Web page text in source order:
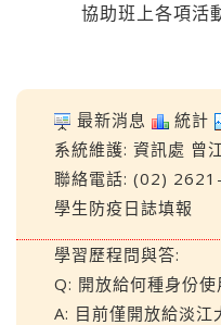
協助班上各項活
最新消息 統計
系統維護: 資訊處 曾
聯絡電話: (02)
學生防疫日誌填報
學習歷程問與答:
Q: 開放給何種身份使
A: 目前僅開放給淡